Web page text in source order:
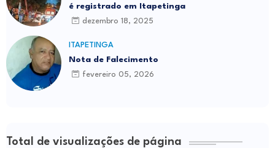
é registrado em Itapetinga
dezembro 18, 2025
ITAPETINGA
Nota de Falecimento
fevereiro 05, 2026
Total de visualizações de página